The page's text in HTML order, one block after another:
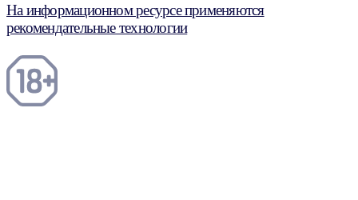
На информационном ресурсе применяются
рекомендательные технологии